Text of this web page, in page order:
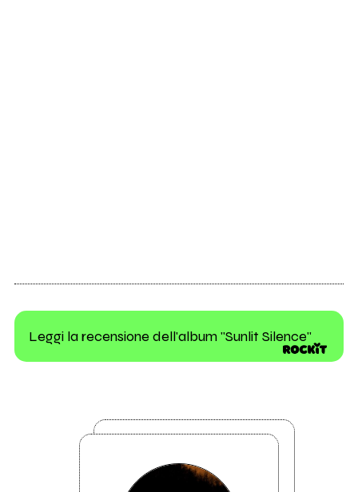
Leggi la recensione dell'album "Sunlit Silence"